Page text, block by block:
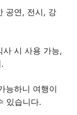
공연, 전시, 강
사 시 사용 가능,
능하니 여행이
있습니다.